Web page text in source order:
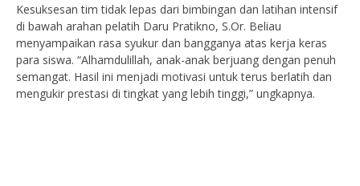
Kesuksesan tim tidak lepas dari bimbingan dan latihan intensif
di bawah arahan pelatih Daru Pratikno, S.Or. Beliau
menyampaikan rasa syukur dan bangganya atas kerja keras
para siswa. “Alhamdulillah, anak-anak berjuang dengan penuh
semangat. Hasil ini menjadi motivasi untuk terus berlatih dan
mengukir prestasi di tingkat yang lebih tinggi,” ungkapnya.